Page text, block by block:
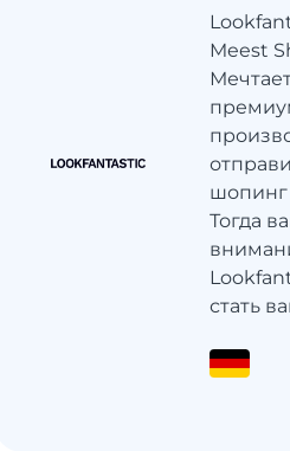
Meest
шопинг
Тогда
стать